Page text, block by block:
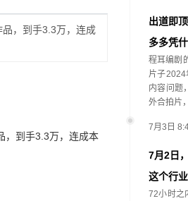
，到手3.3万，连成
，到手3.3万，连成本
出道即
多多凭
程耳编剧
片子2024
内容问题
外合拍片
7月3日
7月2日
这个行
72小时之